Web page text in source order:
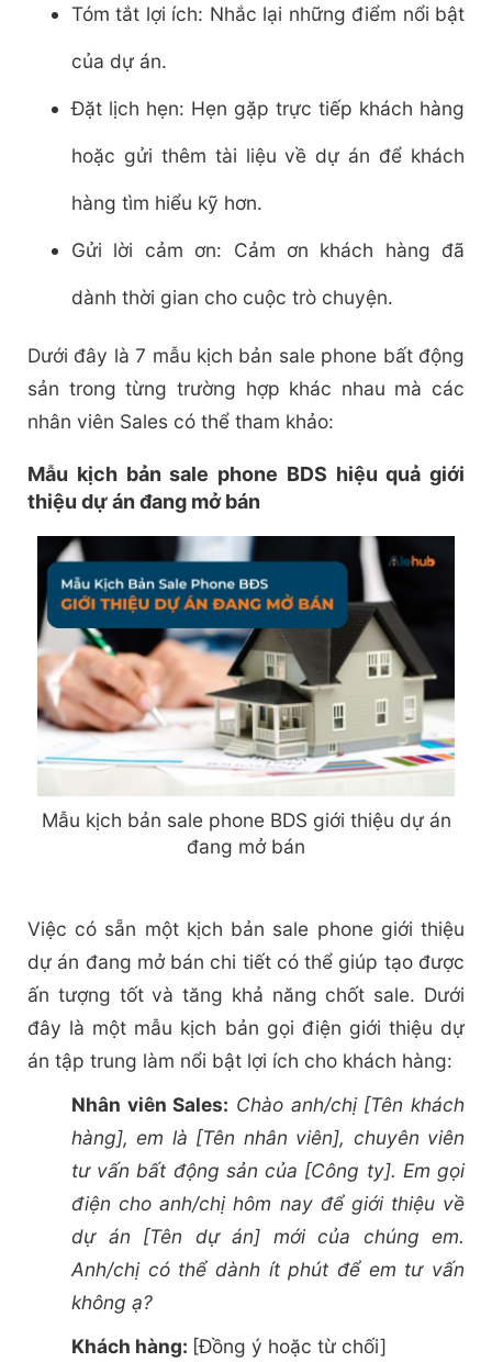
Tóm tắt lợi ích: Nhắc lại những điểm nổi bật
của dự án.
Đặt lịch hẹn: Hẹn gặp trực tiếp khách hàng
hoặc gửi thêm tài liệu về dự án để khách
hàng tìm hiểu kỹ hơn.
Gửi lời cảm ơn: Cảm ơn khách hàng đã
dành thời gian cho cuộc trò chuyện.
Dưới đây là 7 mẫu kịch bản sale phone bất động
sản trong từng trường hợp khác nhau mà các
nhân viên Sales có thể tham khảo:
Mẫu kịch bản sale phone BDS hiệu quả giới
thiệu dự án đang mở bán
Mẫu kịch bản sale phone BDS giới thiệu dự án
đang mở bán
Việc có sẵn một kịch bản sale phone giới thiệu
dự án đang mở bán chi tiết có thể giúp tạo được
ấn tượng tốt và tăng khả năng chốt sale. Dưới
đây là một mẫu kịch bản gọi điện giới thiệu dự
án tập trung làm nổi bật lợi ích cho khách hàng:
Nhân viên Sales: Chào anh/chị [Tên khách
hàng], em là [Tên nhân viên], chuyên viên
tư vấn bất động sản của [Công ty]. Em gọi
điện cho anh/chị hôm nay để giới thiệu về
dự án [Tên dự án] mới của chúng em.
Anh/chị có thể dành ít phút để em tư vấn
không ạ?
Khách hàng: [Đồng ý hoặc từ chối]